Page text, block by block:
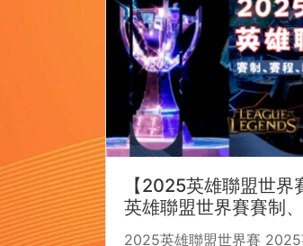
【2025英雄聯盟世界
英雄聯盟世界賽賽制
2025英雄聯盟世界賽 2025